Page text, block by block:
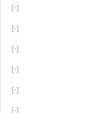
[-]
[-]
[-]
[-]
[-]
[-]